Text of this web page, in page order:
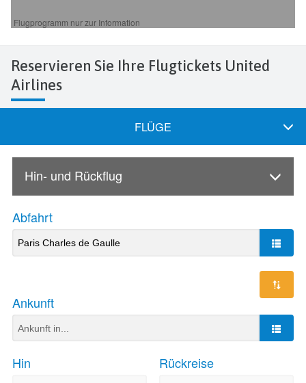
Reservieren Sie Ihre Flugtickets United
Airlines